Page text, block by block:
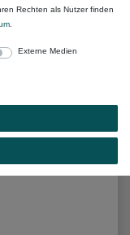
Electrolux
Rechten als Nutzer finden
Externe Medien